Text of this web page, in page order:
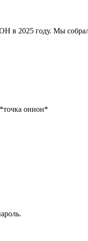
2025 году. Мы
онион*